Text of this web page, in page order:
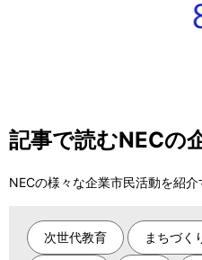
記事で読むNECの
NECの様々な企業市民活動を紹介
次世代教育 まちづく